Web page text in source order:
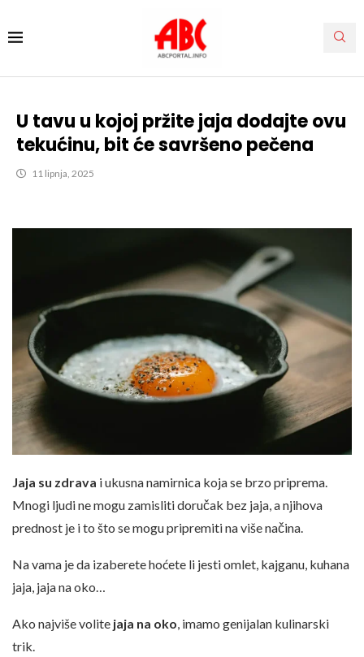
U tavu u kojoj pržite jaja dodajte ovu
tekućinu, bit će savršeno pečena
11 lipnja, 2025
Jaja su zdrava i ukusna namirnica koja se brzo priprema.
Mnogi ljudi ne mogu zamisliti doručak bez jaja, a njihova
prednost je i to što se mogu pripremiti na više načina.
Na vama je da izaberete hoćete li jesti omlet, kajganu, kuhana
jaja, jaja na oko…
Ako najviše volite jaja na oko , imamo genijalan kulinarski
trik.